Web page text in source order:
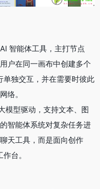
智能体工具，主打节点
户在同一画布中创建多个
独交互，并在需要时彼此
络。
模型驱动，支持文本、图
智能体系统对复杂任务进
天工具，而是面向创作
台。